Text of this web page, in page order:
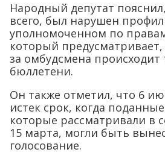
Народный депутат
всего, был нарушен
уполномоченном по
который предусматривает,
за омбудсмена происходит
бюллетени.
Он также отметил, что 6
истек срок, когда
которые рассматривали в
15 марта, могли быть
голосование.